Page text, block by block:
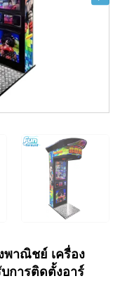
พาณิชย์ เครื่อง
การติดตั้งอาร์